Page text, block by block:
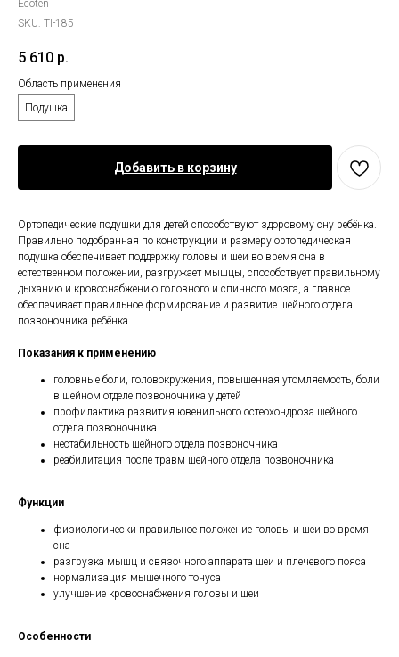
Ecoten
SKU: TI-185
5 610 р.
Область применения
Подушка
Добавить в корзину
Ортопедические подушки для детей способствуют здоровому сну ребёнка.
Правильно подобранная по конструкции и размеру ортопедическая
подушка обеспечивает поддержку головы и шеи во время сна в
естественном положении, разгружает мышцы, способствует правильному
дыханию и кровоснабжению головного и спинного мозга, а главное
обеспечивает правильное формирование и развитие шейного отдела
позвоночника ребёнка.
Показания к применению
головные боли, головокружения, повышенная утомляемость, боли
в шейном отделе позвоночника у детей
профилактика развития ювенильного остеохондроза шейного
отдела позвоночника
нестабильность шейного отдела позвоночника
реабилитация после травм шейного отдела позвоночника
Функции
физиологически правильное положение головы и шеи во время
сна
разгрузка мышц и связочного аппарата шеи и плечевого пояса
нормализация мышечного тонуса
улучшение кровоснабжения головы и шеи
Особенности